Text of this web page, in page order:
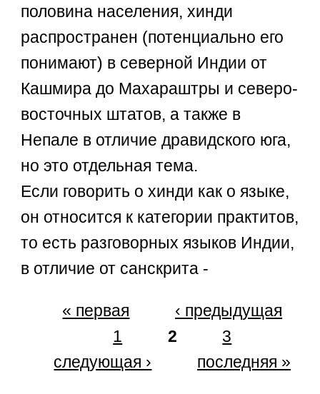
половина населения, хинди
распространен (потенциально его
понимают) в северной Индии от
Кашмира до Махараштры и северо-
восточных штатов, а также в
Непале в отличие дравидского юга,
но это отдельная тема.
Если говорить о хинди как о языке,
он относится к категории практитов,
то есть разговорных языков Индии,
в отличие от санскрита -
« первая
‹ предыдущая
1
2
3
следующая ›
последняя »